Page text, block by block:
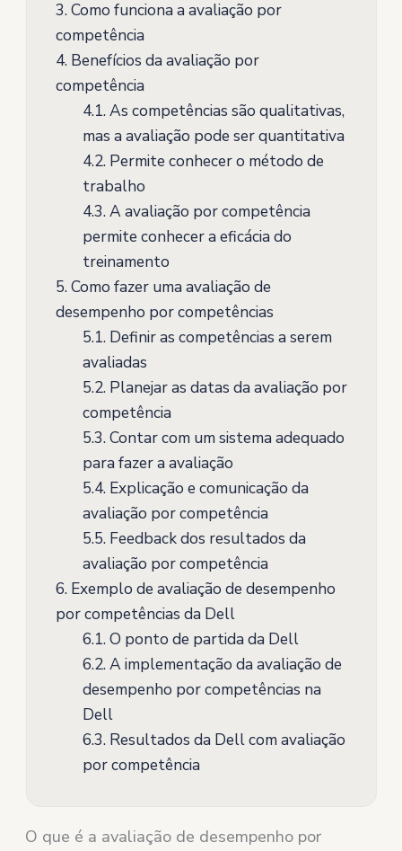
3.Como funciona a avaliação por
competência
4.Benefícios da avaliação por
competência
4.1.As competências são qualitativas,
mas a avaliação pode ser quantitativa
4.2.Permite conhecer o método de
trabalho
4.3.A avaliação por competência
permite conhecer a eficácia do
treinamento
5.Como fazer uma avaliação de
desempenho por competências
5.1.Definir as competências a serem
avaliadas
5.2.Planejar as datas da avaliação por
competência
5.3.Contar com um sistema adequado
para fazer a avaliação
5.4.Explicação e comunicação da
avaliação por competência
5.5.Feedback dos resultados da
avaliação por competência
6.Exemplo de avaliação de desempenho
por competências da Dell
6.1.O ponto de partida da Dell
6.2.A implementação da avaliação de
desempenho por competências na
Dell
6.3.Resultados da Dell com avaliação
por competência
O que é a avaliação de desempenho por